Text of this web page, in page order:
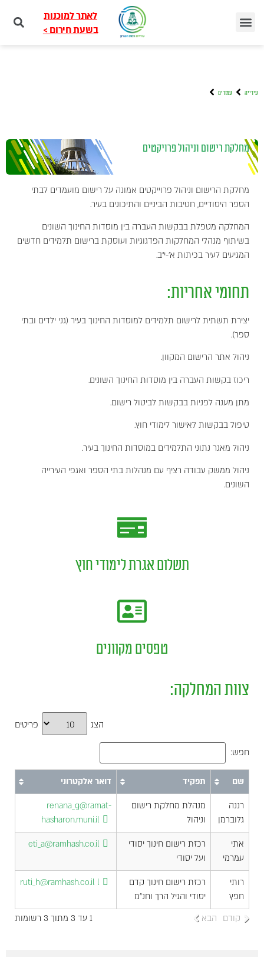
לאתר למוכנות
בשעת חירום >
עירייה עמודים
מחלקת רישום וניהול פרויקטים
מחלקת הרישום וניהול פרוייקטים אמונה על רישום מועמדים לבתי
הספר היסודיים, חטיבות הביניים והתיכונים בעיר.
המחלקה מטפלת בבקשות העברה בין מוסדות החינוך השונים
בשיתוף מנהלי המחלקות הפדגוגיות ועוסקת ברישום תלמידים חדשים
המגיעים לעיר בכיתות א׳-י״ב.
תחומי אחריות:
יצירת תשתית לרישום תלמידים למוסדות החינוך בעיר (גני ילדים ובתי
ספר).
ניהול אתר הרישום המקוון.
ריכוז בקשות העברה בין מוסדות החינוך השונים.
מתן מענה לפניות בבקשות לביטול רישום.
טיפול בבקשות לאישור לימודי חוץ.
ניהול מאגר נתוני התלמידים במוסדות החינוך בעיר.
ניהול ממשק עבודה רציף עם מנהלות בתי הספר ואגפי העירייה
השונים.
תשלום אגרת לימודי חוץ
טפסים מקוונים
צוות המחלקה:
הצג פריטים
חפש:
שם תפקיד דואר אלקטרוני
רננה
גלוברמן
מנהלת מחלקת רישום
וניהול
renana_g@ramat-
hasharon.muni.il
אתי
עמרמי
רכזת רישום חינוך יסודי
ועל יסודי
eti_a@ramhash.co.il
רותי
חפץ
רכזת רישום חינוך קדם
יסודי והגיל הרך וחנ"מ
ruti_h@ramhash.co.il l
1 עד 3 מתוך 3 רשומות קודם הבא